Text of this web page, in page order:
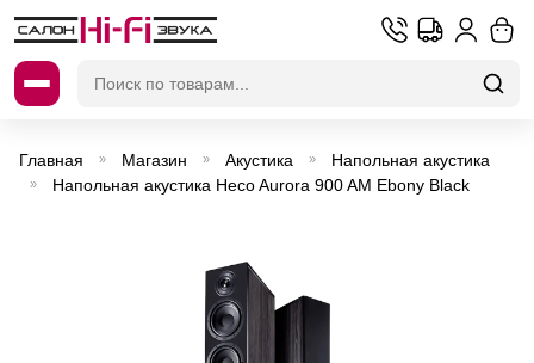
Главная » Магазин » Акустика » Напольная акустика
» Напольная акустика Heco Aurora 900 AM Ebony Black